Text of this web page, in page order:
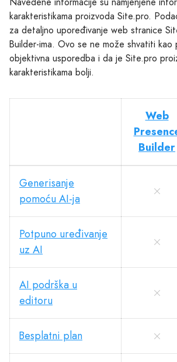
karakteristikama proizvoda Site.pro.
za detaljno upoređivanje web stranice
Builder-ima. Ovo se ne može shvatiti kao
objektivna usporedba i da je Site.pro
karakteristikama bolji.
Web
Builder
Generisanje
pomoću AI-ja
Potpuno uređivanje
uz AI
AI podrška u
editoru
Besplatni plan